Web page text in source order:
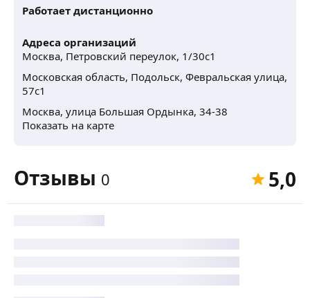
Работает дистанционно
Адреса организаций
Москва, Петровский переулок, 1/30с1
Московская область, Подольск, Февральская улица,
57с1
Москва, улица Большая Ордынка, 34-38
Показать на карте
Отзывы 0 5,0